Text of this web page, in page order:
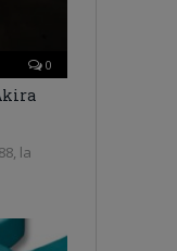
0
la